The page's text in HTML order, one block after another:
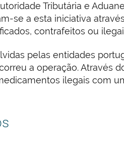
Tributária e
se a esta iniciativa
contrafeitos ou
pelas entidades
a operação. Através
ilegais com